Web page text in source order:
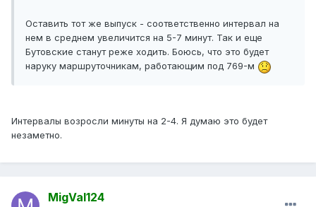
Оставить тот же выпуск - соответственно интервал на
нем в среднем увеличится на 5-7 минут. Так и еще
Бутовские станут реже ходить. Боюсь, что это будет
наруку маршруточникам, работающим под 769-м
Интервалы возросли минуты на 2-4. Я думаю это будет
незаметно.
MigVal124